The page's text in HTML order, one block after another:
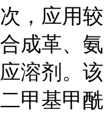
次，应用
合成革、
应溶剂。
二甲基甲